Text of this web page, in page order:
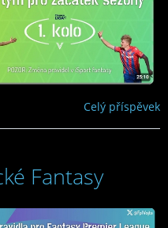
Celý příspěvek
Fantasy